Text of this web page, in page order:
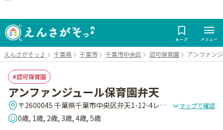
キープ メニュー
えんさがそっ♪ 千葉県 千葉市 千葉市中央区 認可保育園 アンファン
認可保育園
アンファンジュール保育園弁天
〒2600045 千葉県千葉市中央区弁天1-12-4レイクハイム1 マップで確認
0歳, 1歳, 2歳, 3歳, 4歳, 5歳